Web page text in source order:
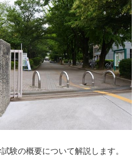
験の概要について解説します。